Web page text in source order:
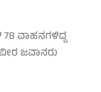
78 ವಾಹನಗಳಿದ್ದ
ಜವಾನರು